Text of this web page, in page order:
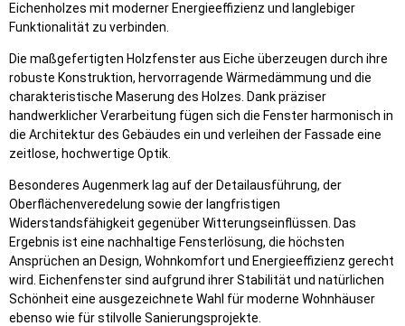
Eichenholzes mit moderner Energieeffizienz und langlebiger
Funktionalität zu verbinden.
Die maßgefertigten Holzfenster aus Eiche überzeugen durch ihre
robuste Konstruktion, hervorragende Wärmedämmung und die
charakteristische Maserung des Holzes. Dank präziser
handwerklicher Verarbeitung fügen sich die Fenster harmonisch in
die Architektur des Gebäudes ein und verleihen der Fassade eine
zeitlose, hochwertige Optik.
Besonderes Augenmerk lag auf der Detailausführung, der
Oberflächenveredelung sowie der langfristigen
Widerstandsfähigkeit gegenüber Witterungseinflüssen. Das
Ergebnis ist eine nachhaltige Fensterlösung, die höchsten
Ansprüchen an Design, Wohnkomfort und Energieeffizienz gerecht
wird. Eichenfenster sind aufgrund ihrer Stabilität und natürlichen
Schönheit eine ausgezeichnete Wahl für moderne Wohnhäuser
ebenso wie für stilvolle Sanierungsprojekte.